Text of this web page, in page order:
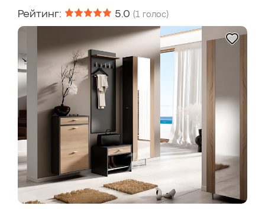
Рейтинг: 5.0 (1 голос)